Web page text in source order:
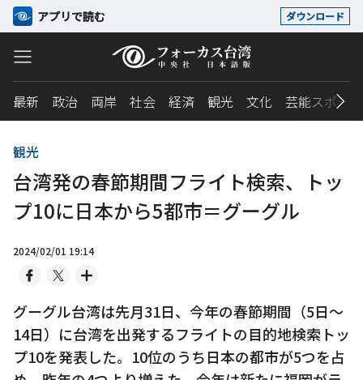
アプリで読む ダウンロード
最新 政治 両岸 社会 経済 観光 文化 芸能スポーツ
観光
台湾発の春節期間フライト検索、トッ
プ10に日本から5都市＝グーグル
2024/02/01 19:14
グーグル台湾は先月31日、今年の春節期間（5日～
14日）に台湾を出発するフライトの目的地検索トッ
プ10を発表した。10位のうち日本の都市が5つを占